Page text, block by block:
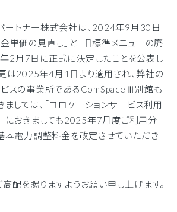
ートナー株式会社は、2024年9月30日
単価の見直し」と「旧標準メニューの廃
年2月7日に正式に決定したことを公表し
は2025年4月1日より適用され、弊社の
ビスの事業所であるComSpaceⅢ別館も
ましては、「コロケーションサービス利用
におきましても2025年7月度ご利用分
本電力調整料金を改定させていただき
配を賜りますようお願い申し上げます。